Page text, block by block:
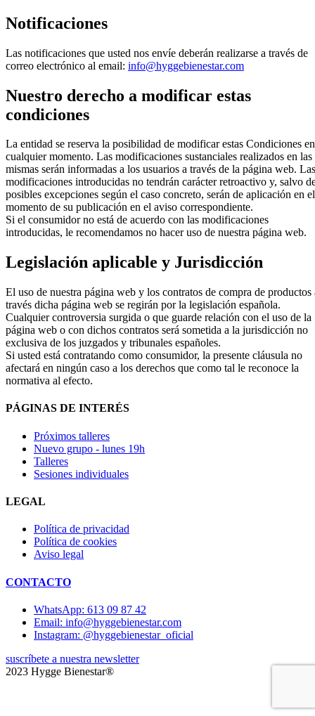
Notificaciones
Las notificaciones que usted nos envíe deberán realizarse a través de
correo electrónico al email: info@hyggebienestar.com
Nuestro derecho a modificar estas
condiciones
La entidad se reserva la posibilidad de modificar estas Condiciones en
cualquier momento. Las modificaciones sustanciales realizados en las
mismas serán informadas a los usuarios a través de la página web. Las
modificaciones introducidas no tendrán carácter retroactivo y, salvo
posibles excepciones según el caso concreto, serán de aplicación en el
momento de su publicación en el aviso correspondiente.
Si el consumidor no está de acuerdo con las modificaciones
introducidas, le recomendamos no hacer uso de nuestra página web.
Legislación aplicable y Jurisdicción
El uso de nuestra página web y los contratos de compra de productos
través dicha página web se regirán por la legislación española.
Cualquier controversia surgida o que guarde relación con el uso de la
página web o con dichos contratos será sometida a la jurisdicción no
exclusiva de los juzgados y tribunales españoles.
Si usted está contratando como consumidor, la presente cláusula no
afectará en ningún caso a los derechos que como tal le reconoce la
normativa al efecto.
PÁGINAS DE INTERÉS
Próximos talleres
Nuevo grupo - lunes 19h
Talleres
Sesiones individuales
LEGAL
Política de privacidad
Política de cookies
Aviso legal
CONTACTO
WhatsApp: 613 09 87 42
Email: info@hyggebienestar.com
Instagram: @hyggebienestar_oficial
suscríbete a nuestra newsletter
2023 Hygge Bienestar®